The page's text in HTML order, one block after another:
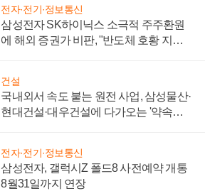
전자·전기·정보통신
삼성전자 SK하이닉스 소극적 주주환원
에 해외 증권가 비판, "반도체 호황 지속
건설
국내외서 속도 붙는 원전 사업, 삼성물산·
현대건설·대우건설에 다가오는 '약속의
전자·전기·정보통신
삼성전자, 갤럭시Z 폴드8 사전예약 개통
8월31일까지 연장